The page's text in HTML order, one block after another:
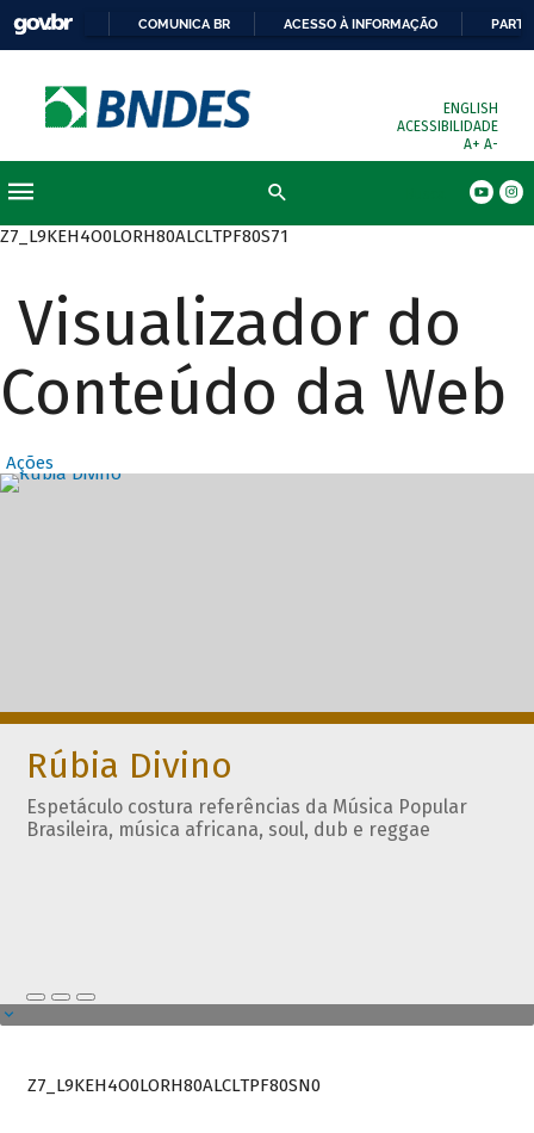
COMUNICA BR ACESSO À INFORMAÇÃO
ENGLISH
ACESSIBILIDADE
A+ A-
Z7_L9KEH4O0LORH80ALCLTPF80S71
Visualizador do
Conteúdo da Web
Ações
Destaques
Rúbia Divino
Espetáculo costura referências da Música Popular
Brasileira, música africana, soul, dub e reggae
Z7_L9KEH4O0LORH80ALCLTPF80SN0